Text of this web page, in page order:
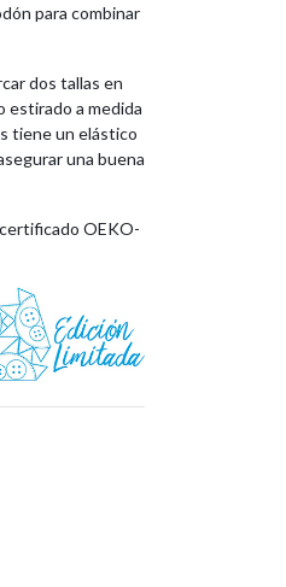
para combinar
dos tallas en
estirado a medida
tiene un elástico
una buena
OEKO-